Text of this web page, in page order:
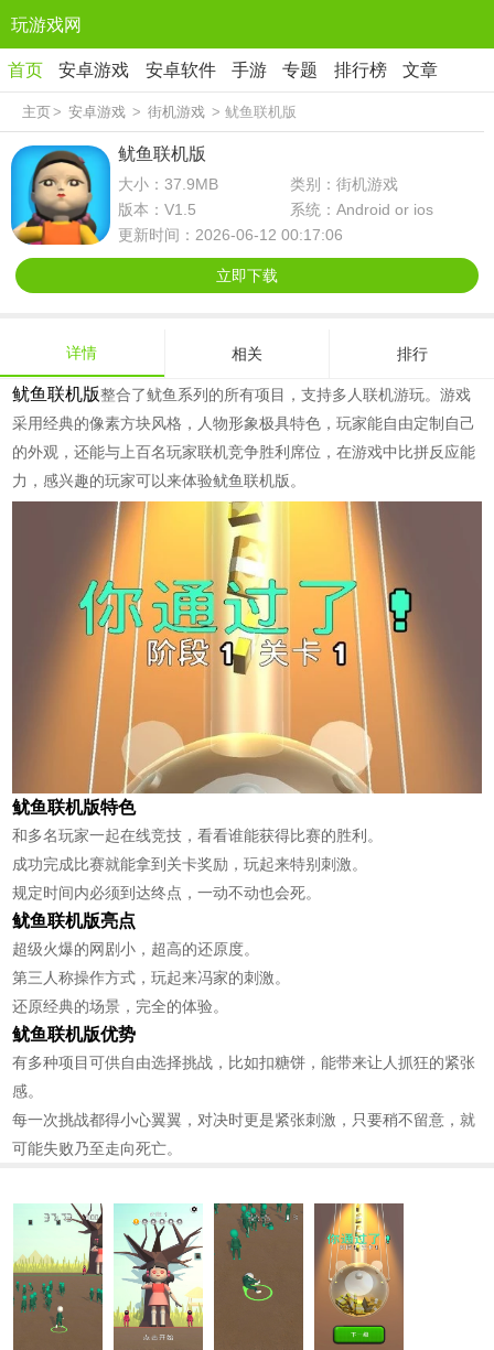
玩游戏网
首页 安卓游戏 安卓软件 手游 专题 排行榜 文章
主页> 安卓游戏 > 街机游戏 > 鱿鱼联机版
鱿鱼联机版
大小：37.9MB
类别：街机游戏
版本：V1.5
系统：Android or ios
更新时间：2026-06-12 00:17:06
立即下载
详情 相关 排行
鱿鱼联机版整合了鱿鱼系列的所有项目，支持多人联机游玩。游戏
采用经典的像素方块风格，人物形象极具特色，玩家能自由定制自己
的外观，还能与上百名玩家联机竞争胜利席位，在游戏中比拼反应能
力，感兴趣的玩家可以来体验鱿鱼联机版。
鱿鱼联机版特色
和多名玩家一起在线竞技，看看谁能获得比赛的胜利。
成功完成比赛就能拿到关卡奖励，玩起来特别刺激。
规定时间内必须到达终点，一动不动也会死。
鱿鱼联机版亮点
超级火爆的网剧小，超高的还原度。
第三人称操作方式，玩起来冯家的刺激。
还原经典的场景，完全的体验。
鱿鱼联机版优势
有多种项目可供自由选择挑战，比如扣糖饼，能带来让人抓狂的紧张
感。
每一次挑战都得小心翼翼，对决时更是紧张刺激，只要稍不留意，就
可能失败乃至走向死亡。